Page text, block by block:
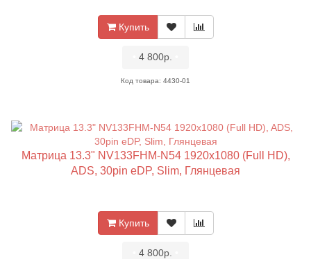
Купить
4 800р.
Код товара: 4430-01
Матрица 13.3" NV133FHM-N54 1920x1080 (Full HD),
ADS, 30pin eDP, Slim, Глянцевая
Купить
4 800р.